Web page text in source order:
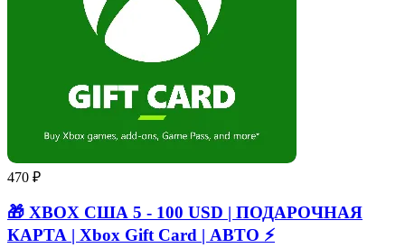
470 ₽
🎁 XBOX США 5 - 100 USD | ПОДАРОЧНАЯ
КАРТА | Xbox Gift Card | АВТО ⚡